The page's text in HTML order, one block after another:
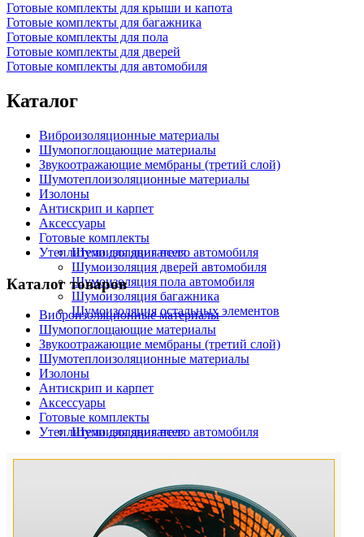
Готовые комплекты для крыши и капота
Готовые комплекты для багажника
Готовые комплекты для пола
Готовые комплекты для дверей
Готовые комплекты для автомобиля
Каталог
Виброизоляционные материалы
Шумопоглощающие материалы
Звукоотражающие мембраны (третий слой)
Шумотеплоизоляционные материалы
Изолоны
Антискрип и карпет
Аксессуары
Готовые комплекты
Шумоизоляция всего автомобиля
Шумоизоляция дверей автомобиля
Шумоизоляция пола автомобиля
Шумоизоляция багажника
Шумоизоляция остальных элементов
Утеплители для двигателя
Каталог товаров
Виброизоляционные материалы
Шумопоглощающие материалы
Звукоотражающие мембраны (третий слой)
Шумотеплоизоляционные материалы
Изолоны
Антискрип и карпет
Аксессуары
Готовые комплекты
Шумоизоляция всего автомобиля
Шумоизоляция пола автомобиля
Шумоизоляция остальных элементов
Утеплители для двигателя